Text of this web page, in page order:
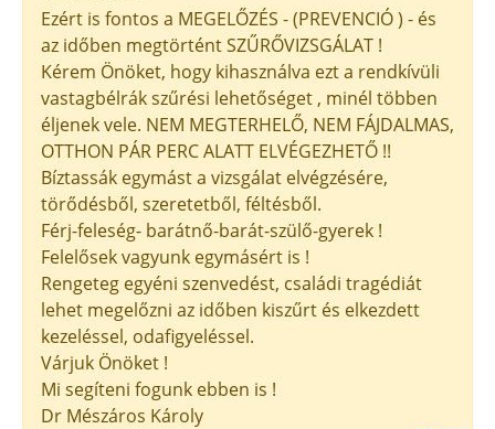
Ezért is fontos a MEGELŐZÉS - (PREVENCIÓ ) - és
az időben megtörtént SZŰRŐVIZSGÁLAT !
Kérem Önöket, hogy kihasználva ezt a rendkívüli
vastagbélrák szűrési lehetőséget , minél többen
éljenek vele. NEM MEGTERHELŐ, NEM FÁJDALMAS,
OTTHON PÁR PERC ALATT ELVÉGEZHETŐ !!
Bíztassák egymást a vizsgálat elvégzésére,
törődésből, szeretetből, féltésből.
Férj-feleség- barátnő-barát-szülő-gyerek !
Felelősek vagyunk egymásért is !
Rengeteg egyéni szenvedést, családi tragédiát
lehet megelőzni az időben kiszűrt és elkezdett
kezeléssel, odafigyeléssel.
Várjuk Önöket !
Mi segíteni fogunk ebben is !
Dr Mészáros Károly